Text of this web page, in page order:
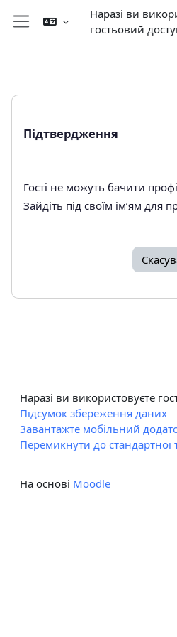
Перейти до головного вмісту
Бокова панель
Наразі ви
гостьовий
Підтвердження
Гості не можуть бачити
Зайдіть під своїм ім’ям для
Наразі ви використовуєте
Підсумок збереження даних
Завантажте мобільний
Перемикнути до стандартної
На основі Moodle